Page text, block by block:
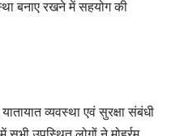
बनाए रखने में सहयोग की
व्यवस्था एवं सुरक्षा संबंधी